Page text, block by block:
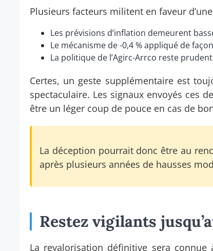
Plusieurs facteurs militent en faveur
Les prévisions d’inflation demeurent
Le mécanisme de -0,4 % appliqué de
La politique de l’Agirc-Arrco reste
Certes, un geste supplémentaire est
spectaculaire. Les signaux envoyés ces
être un léger coup de pouce en cas de
La déception pourrait donc être au
après plusieurs années de hausses
Restez vigilants
La revalorisation définitive sera connue